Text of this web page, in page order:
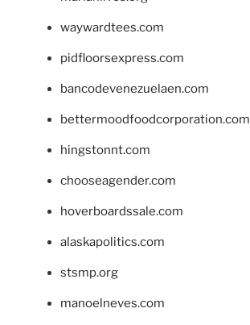
waywardtees.com
pidfloorsexpress.com
bancodevenezuelaen.com
bettermoodfoodcorporation.com
hingstonnt.com
chooseagender.com
hoverboardssale.com
alaskapolitics.com
stsmp.org
manoelneves.com